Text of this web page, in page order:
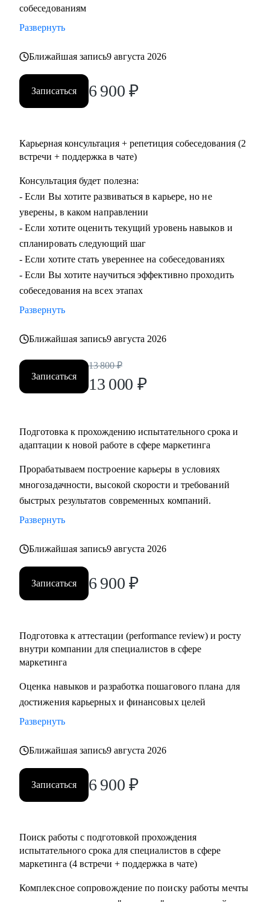
собеседованиям
Развернуть
Ближайшая запись9 августа 2026
Записаться 6 900 ₽
Карьерная консультация + репетиция собеседования (2
встречи + поддержка в чате)
Консультация будет полезна:
- Если Вы хотите развиваться в карьере, но не
уверены, в каком направлении
- Если хотите оценить текущий уровень навыков и
спланировать следующий шаг
- Если хотите стать увереннее на собеседованиях
- Если Вы хотите научиться эффективно проходить
собеседования на всех этапах
Развернуть
Ближайшая запись9 августа 2026
Записаться
13 800 ₽
13 000 ₽
Подготовка к прохождению испытательного срока и
адаптации к новой работе в сфере маркетинга
Прорабатываем построение карьеры в условиях
многозадачности, высокой скорости и требований
быстрых результатов современных компаний.
Развернуть
Ближайшая запись9 августа 2026
Записаться 6 900 ₽
Подготовка к аттестации (performance review) и росту
внутри компании для специалистов в сфере
маркетинга
Оценка навыков и разработка пошагового плана для
достижения карьерных и финансовых целей
Развернуть
Ближайшая запись9 августа 2026
Записаться 6 900 ₽
Поиск работы с подготовкой прохождения
испытательного срока для специалистов в сфере
маркетинга (4 встречи + поддержка в чате)
Комплексное сопровождение по поиску работы мечты